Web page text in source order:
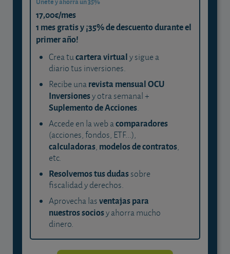
17,00€/mes
1 mes gratis y ¡35% de descuento durante el
primer año!
Crea tucartera virtualy sigue a
diario tus inversiones.
Recibe unarevista mensual OCU
Inversionesy otra semanal +
Suplemento de Acciones.
Accede en la web acomparadores
(acciones, fondos, ETF...),
calculadoras, modelos de contratos,
etc.
Resolvemos tus dudassobre
fiscalidad y derechos.
Aprovecha lasventajas para
nuestros sociosy ahorra mucho
dinero.